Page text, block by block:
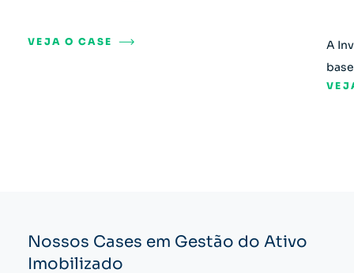
VEJA O CASE
A
Nossos Cases em Gestão do Ativo
Imobilizado